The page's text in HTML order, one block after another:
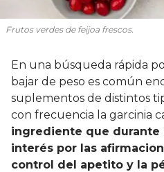
Frutos verdes de feijoa frescos.
En una búsqueda rápida
bajar de peso es común
suplementos de distintos
con frecuencia la garcinia
ingrediente que durante
interés por las
control del apetito y la